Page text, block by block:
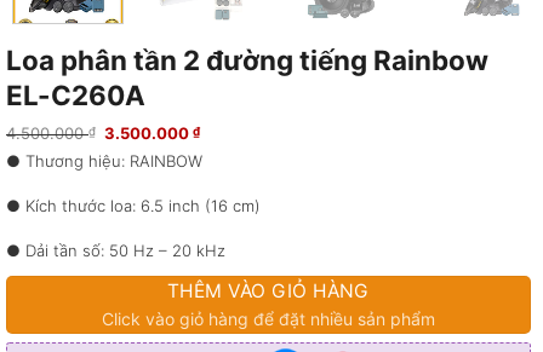
Loa phân tần 2 đường tiếng Rainbow
EL-C260A
4.500.000₫
Giá
là:
3.500.000 ₫Giá
tại
3.500.000 ₫.
● Thương hiệu: RAINBOW
● Kích thước loa: 6.5 inch (16 cm)
● Dải tần số: 50 Hz – 20 kHz
● Công suất cực đại: 150W
● Công suất định mức: 75W
THÊM VÀO GIỎ HÀNG
Click vào giỏ hàng để đặt nhiều sản phẩm